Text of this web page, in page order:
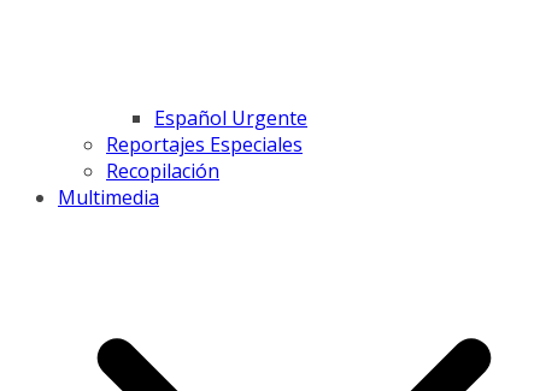
Español Urgente
Reportajes Especiales
Recopilación
Multimedia